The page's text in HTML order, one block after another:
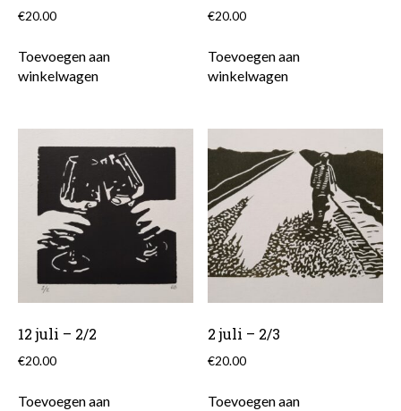
€20.00
Toevoegen aan
winkelwagen
€20.00
Toevoegen aan
winkelwagen
12 juli – 2/2
€20.00
Toevoegen aan
2 juli – 2/3
€20.00
Toevoegen aan